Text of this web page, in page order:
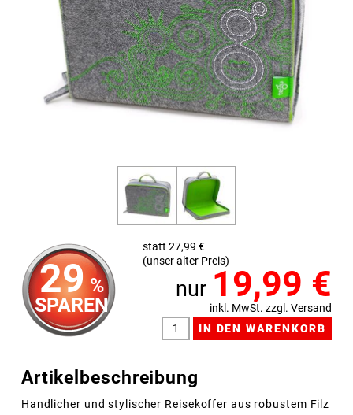
29 %
SPAREN
statt 27,99 €
(unser alter Preis)
nur 19,99 €
inkl. MwSt. zzgl. Versand
Artikelbeschreibung
Handlicher und stylischer Reisekoffer aus robustem Filz